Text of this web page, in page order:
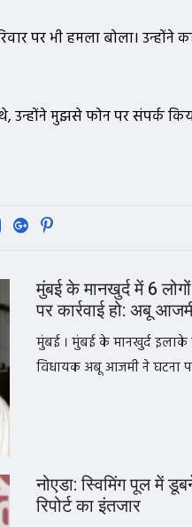
पर भी हमला बोला।
उन्होंने मुझसे फोन पर संपर्क
मुंबई के मानखुर्द में 6
पर कार्रवाई हो: अबू
मुंबई । मुंबई के मानखुर्द इलाके
विधायक अबू आजमी ने घटना
नोएडा: स्विमिंग पूल में
रिपोर्ट का इंतजार